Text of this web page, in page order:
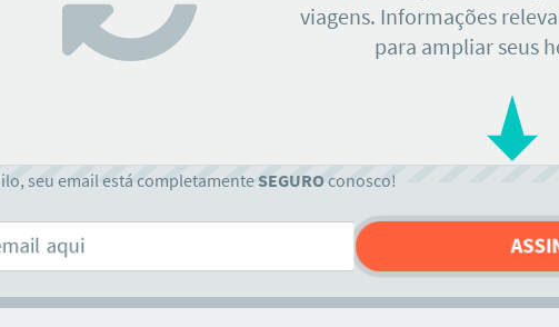
viagens. Informações
para ampliar seus
seu email está completamenteSEGUROconosco!